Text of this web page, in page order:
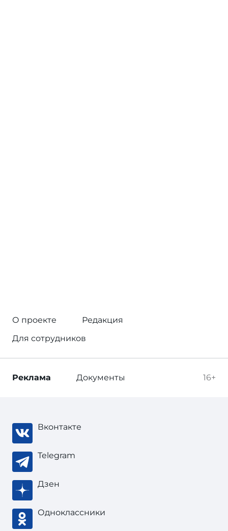
О проекте
Редакция
Для сотрудников
16+
Реклама Документы
Вконтакте
Telegram
Дзен
Одноклассники